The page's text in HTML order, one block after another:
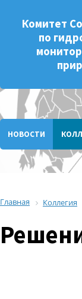
Комитет
по
НОВОСТИ
Главная Коллегия